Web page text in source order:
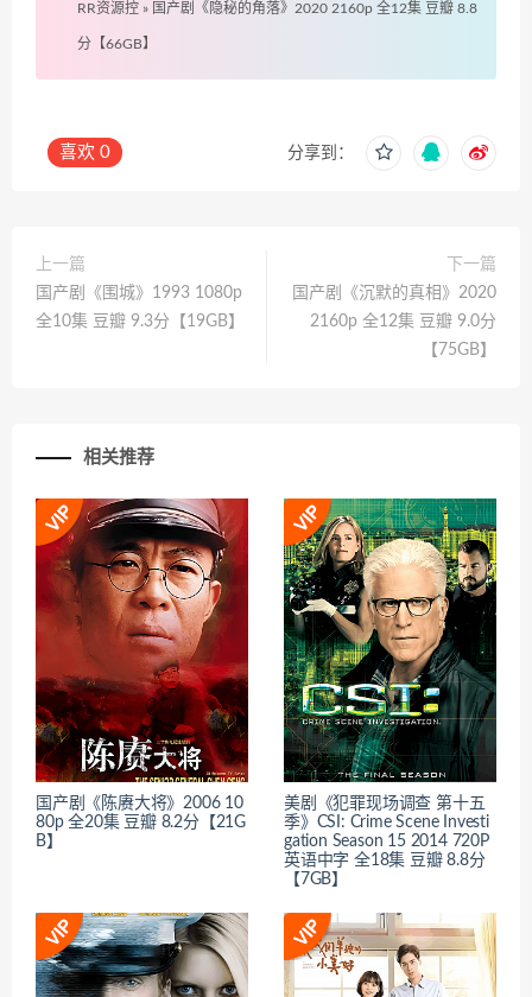
RR资源控 » 国产剧《隐秘的角落》2020 2160p 全12集 豆瓣 8.8
分【66GB】
喜欢 0 分享到：
上一篇
国产剧《围城》1993 1080p
全10集 豆瓣 9.3分【19GB】
下一篇
国产剧《沉默的真相》2020
2160p 全12集 豆瓣 9.0分
【75GB】
相关推荐
国产剧《陈赓大将》2006 10
80p 全20集 豆瓣 8.2分【21G
B】
美剧《犯罪现场调查 第十五
季》CSI: Crime Scene Investi
gation Season 15 2014 720P
英语中字 全18集 豆瓣 8.8分
【7GB】